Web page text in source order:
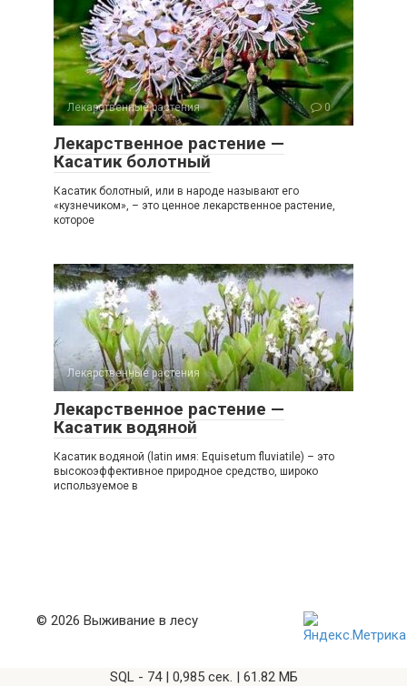
Лекарственные растения 0
Лекарственное растение —
Касатик болотный
Касатик болотный, или в народе называют его
«кузнечиком», – это ценное лекарственное растение,
которое
Лекарственные растения 0
Лекарственное растение —
Касатик водяной
Касатик водяной (latin имя: Equisetum fluviatile) – это
высокоэффективное природное средство, широко
используемое в
© 2026 Выживание в лесу
SQL - 74 | 0,985 сек. | 61.82 МБ